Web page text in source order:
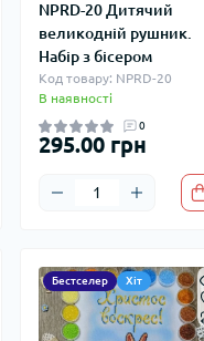
NPRD-20 Дитячий
великодній рушник.
Набір з бісером
Код товару: NPRD-20
В наявності
0
295.00 грн
Бестселер Хіт